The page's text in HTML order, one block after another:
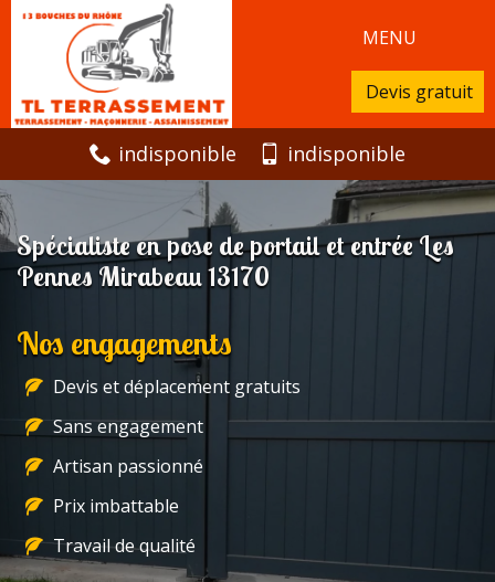
MENU
Devis gratuit
indisponible indisponible
Spécialiste en pose de portail et entrée Les
Pennes Mirabeau 13170
Nos engagements
Devis et déplacement gratuits
Sans engagement
Artisan passionné
Prix imbattable
Travail de qualité